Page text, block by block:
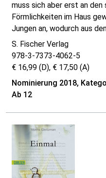
muss sich aber erst an
Förmlichkeiten im Haus
Jungen an, wodurch aus
S. Fischer Verlag
978-3-7373-4062-5
€ 16,99 (D), € 17,50 (A)
Nominierung 2018,
Ab 12